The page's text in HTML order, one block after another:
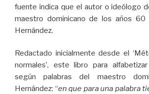
fuente indica que el autor o ideólogo
maestro dominicano de los años 60
Hernández.
Redactado inicialmente desde el
normales’, este libro para
según palabras del maestro
Hernández: “en que para una palabra